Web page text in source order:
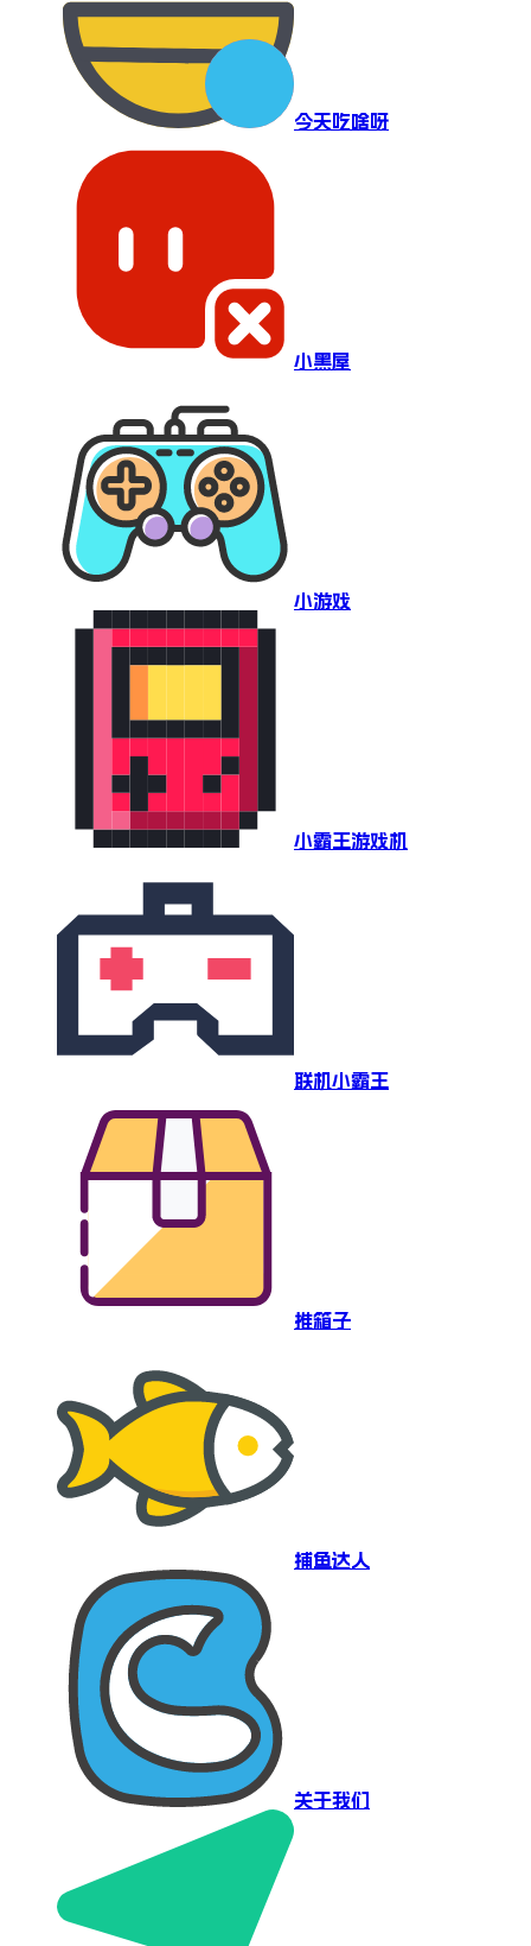
今天吃啥呀
小黑屋
小游戏
小霸王游戏机
联机小霸王
推箱子
捕鱼达人
关于我们